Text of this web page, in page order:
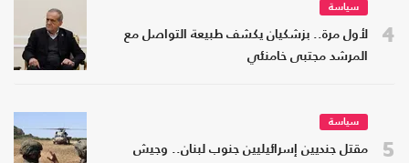
4
سياسة
لأول مرة.. بزشكيان يكشف طبيعة التواصل مع
المرشد مجتبى خامنئي
5
سياسة
مقتل جنديين إسرائيليين جنوب لبنان.. وجيش